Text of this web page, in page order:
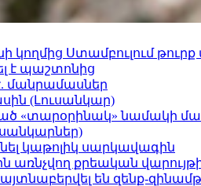
Ստամբուլում թուրք
է պաշտոնից
մանրամասներ
(Լուսանկար)
«տարօրինակ» նամակի
կաթոլիկ սարկավագին
առնչվող քրեական
են զենք-